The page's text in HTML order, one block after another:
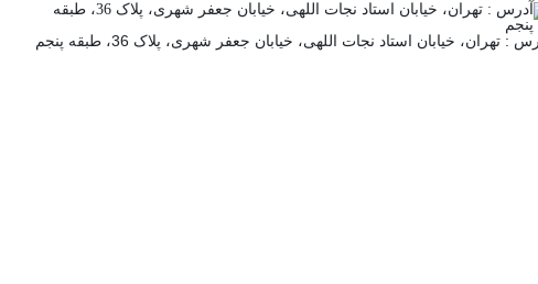
: تهران، خیابان استاد نجات اللهی، خیابان جعفر شهری، پلاک 36، طبقه پنجم